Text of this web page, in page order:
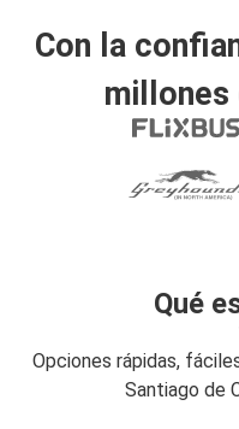
Con la
millones
Qué
Opciones rápidas,
Santiago de